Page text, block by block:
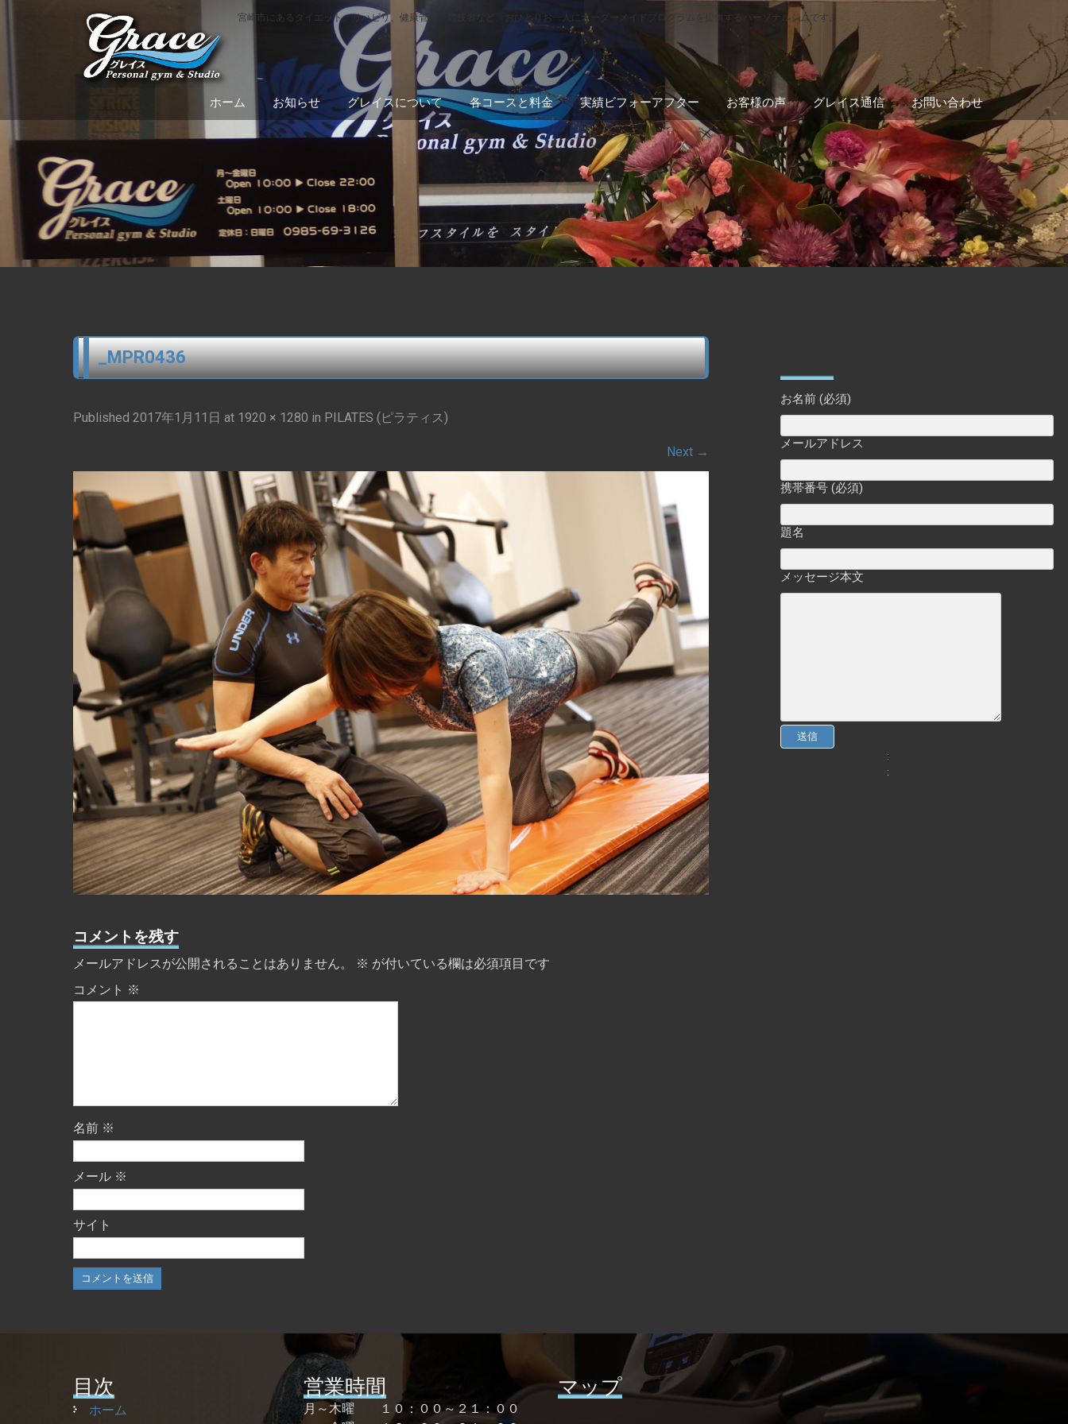
宮崎市にあるダイエット、リハビリ、健康管理、競技者など、おひとりお一人にオーダーメイドプログラムを提供するパーソナルジムです。
ホーム お知らせ グレイスについて 各コースと料金 実績ビフォーアフター お客様の声 グレイス通信 お問い合わせ
_MPR0436
Published 2017年1月11日 at 1920 × 1280 in PILATES (ピラティス)
Next →
コメントを残す
メールアドレスが公開されることはありません。 ※ が付いている欄は必須項目です
コメント ※
名前 ※
メール ※
サイト
お名前 (必須)
メールアドレス
携帯番号 (必須)
題名
メッセージ本文
目次
ホーム
営業時間
月～木曜 １０：００～２１：００
マップ